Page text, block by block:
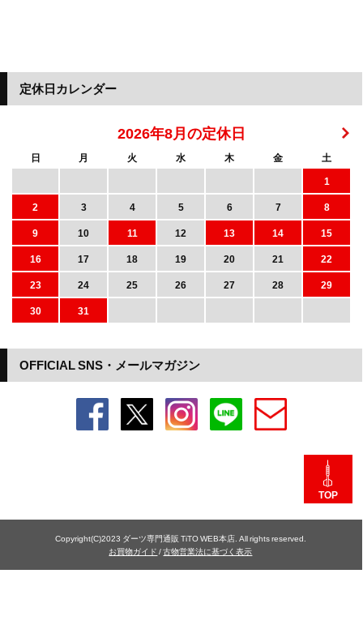
OFFICIAL SNS・メールマガジン
定休日カレンダー
2026年8月の定休日
日 月 火 水 木 金
土
1
2
3 4 5 6 7
8
9
10 11 12 13 14
15
16
17 18 19 20 21
22
23
24 25 26 27 28
29
30
31
TOP
Copyright(C)2023 ダーツ専門通販 TiTO WEB本店. All rights reserved.
お買物ガイド /古物営業法に基づく表示